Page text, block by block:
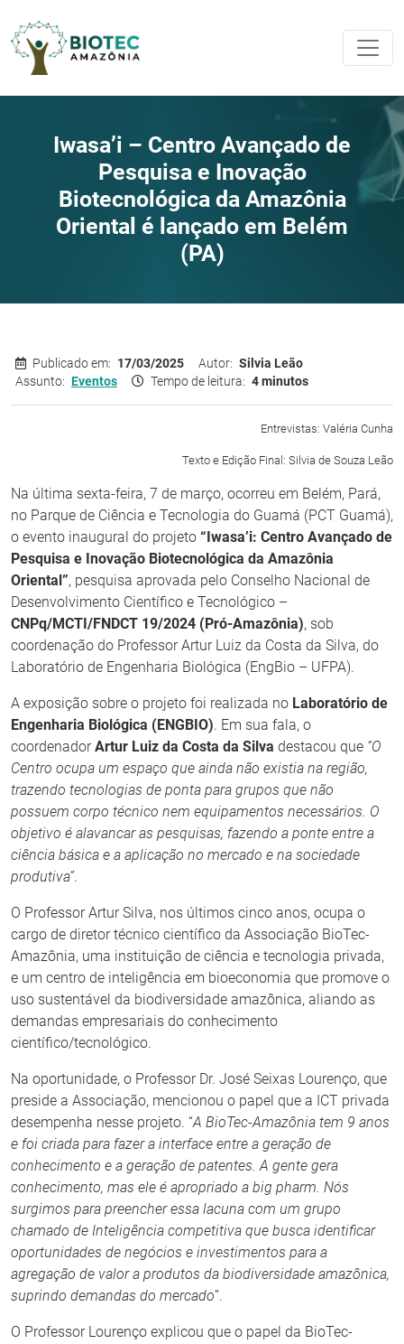
Iwasa’i – Centro Avançado de
Pesquisa e Inovação
Biotecnológica da Amazônia
Oriental é lançado em Belém
(PA)
Publicado em: 17/03/2025 Autor: Silvia Leão
Assunto: Eventos Tempo de leitura: 4 minutos
Entrevistas: Valéria Cunha
Texto e Edição Final: Silvia de Souza Leão
Na última sexta-feira, 7 de março, ocorreu em Belém, Pará,
no Parque de Ciência e Tecnologia do Guamá (PCT Guamá),
o evento inaugural do projeto “Iwasa’i: Centro Avançado de
Pesquisa e Inovação Biotecnológica da Amazônia
Oriental”, pesquisa aprovada pelo Conselho Nacional de
Desenvolvimento Científico e Tecnológico –
CNPq/MCTI/FNDCT 19/2024 (Pró-Amazônia), sob
coordenação do Professor Artur Luiz da Costa da Silva, do
Laboratório de Engenharia Biológica (EngBio – UFPA).
A exposição sobre o projeto foi realizada no Laboratório de
Engenharia Biológica (ENGBIO). Em sua fala, o
coordenadorArtur Luiz da Costa da Silva destacou que “O
Centro ocupa um espaço que ainda não existia na região,
trazendo tecnologias de ponta para grupos que não
possuem corpo técnico nem equipamentos necessários. O
objetivo é alavancar as pesquisas, fazendo a ponte entre a
ciência básica e a aplicação no mercado e na sociedade
produtiva”.
O Professor Artur Silva, nos últimos cinco anos, ocupa o
cargo de diretor técnico científico da Associação BioTec-
Amazônia, uma instituição de ciência e tecnologia privada,
e um centro de inteligência em bioeconomia que promove o
uso sustentável da biodiversidade amazônica, aliando as
demandas empresariais do conhecimento
científico/tecnológico.
Na oportunidade, o Professor Dr. José Seixas Lourenço, que
preside a Associação, mencionou o papel que a ICT privada
desempenha nesse projeto. “A BioTec-Amazônia tem 9 anos
e foi criada para fazer a interface entre a geração de
conhecimento e a geração de patentes. A gente gera
conhecimento, mas ele é apropriado a big pharm. Nós
surgimos para preencher essa lacuna com um grupo
chamado de Inteligência competitiva que busca identificar
oportunidades de negócios e investimentos para a
agregação de valor a produtos da biodiversidade amazônica,
suprindo demandas do mercado”.
O Professor Lourenço explicou que o papel da BioTec-